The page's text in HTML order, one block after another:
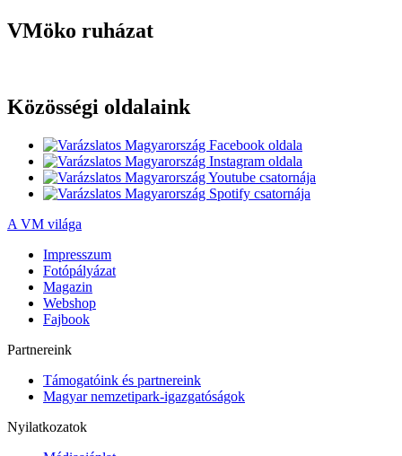
VMöko ruházat
Közösségi oldalaink
A VM világa
Impresszum
Fotópályázat
Magazin
Webshop
Fajbook
Partnereink
Támogatóink és partnereink
Magyar nemzetipark-igazgatóságok
Nyilatkozatok